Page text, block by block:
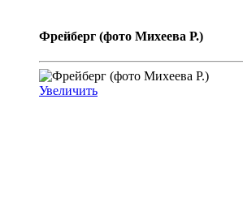
Фрейберг (фото Михеева Р.)
Увеличить